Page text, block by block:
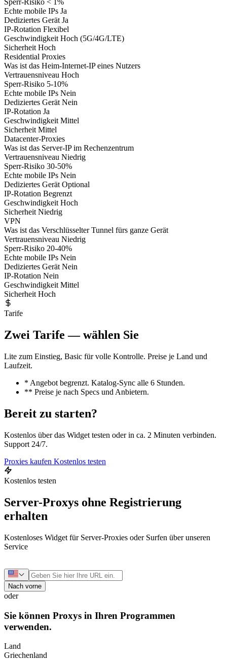
Sperr-Risiko < 1%
Echte mobile IPs Ja
Dediziertes GerätJa
IP-Rotation Flexibel
GeschwindigkeitHoch (5G/4G/LTE)
SicherheitHoch
Residential Proxies
Was ist das Heim-Internet-IP eines Nutzers
Vertrauensniveau Hoch
Sperr-Risiko 5-10%
Echte mobile IPs Nein
Dediziertes GerätNein
IP-Rotation Ja
GeschwindigkeitMittel
SicherheitMittel
Datacenter-Proxies
Was ist das Server-IP im Rechenzentrum
Vertrauensniveau Niedrig
Sperr-Risiko 30-50%
Echte mobile IPs Nein
Dediziertes GerätOptional
IP-Rotation Begrenzt
GeschwindigkeitHoch
SicherheitNiedrig
VPN
Was ist das Verschlüsselter Tunnel fürs ganze Gerät
Vertrauensniveau Niedrig
Sperr-Risiko 20-40%
Echte mobile IPs Nein
Dediziertes GerätNein
IP-Rotation Nein
GeschwindigkeitMittel
SicherheitHoch
Tarife
Zwei Tarife — wählen Sie
Lite zum Einstieg, Basic für volle Kontrolle. Preise je Land und
Laufzeit.
* Angebot begrenzt. Katalog-Sync alle 6 Stunden.
** Preise je nach Specs und Anbietern.
Bereit zu starten?
Kostenlos über das Widget testen oder in ca. 2 Minuten verbinden.
Support 24/7.
Proxies kaufen Kostenlos testen
Kostenlos testen
Server-Proxys ohne Registrierung
erhalten
Kostenloses Widget für Server-Proxies oder Surfen über unseren
Service
Nach vorne
oder
Sie können Proxys in Ihren Programmen
verwenden.
Land
Griechenland